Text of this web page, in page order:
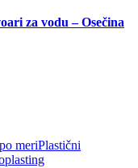
za vodu – Osečina
meriPlastični